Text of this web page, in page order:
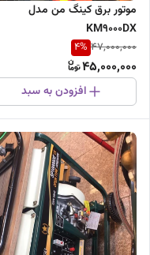
موتور برق کینگ من مدل
KM9000DX
47,000,000
4%
45,000,000
افزودن به سبد